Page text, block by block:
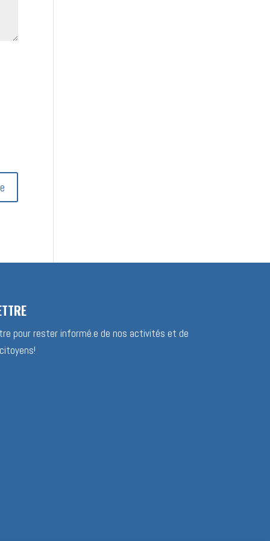
pour rester informé.e de nos activités et de